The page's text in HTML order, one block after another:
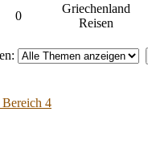
0
Griechenland
Reisen
4